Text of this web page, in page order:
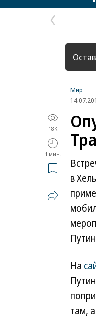
страница
Мир
18K
1 мин.
в
На
там,